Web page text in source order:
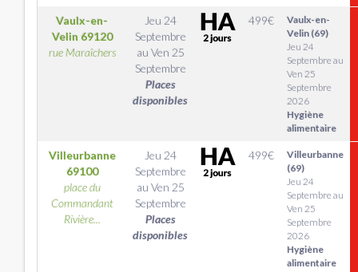
Vaulx-en-
Velin 69120
rue Maraîchers
Jeu 24
Septembre
au Ven 25
Septembre
Places
disponibles
499€
Vaulx-en-
Velin (69)
Jeu 24
Septembre au
Ven 25
Septembre
2026
Hygiène
alimentaire
Villeurbanne
69100
place du
Commandant
Rivière...
Jeu 24
Septembre
au Ven 25
Septembre
Places
disponibles
499€
Villeurbanne
(69)
Jeu 24
Septembre au
Ven 25
Septembre
2026
Hygiène
alimentaire